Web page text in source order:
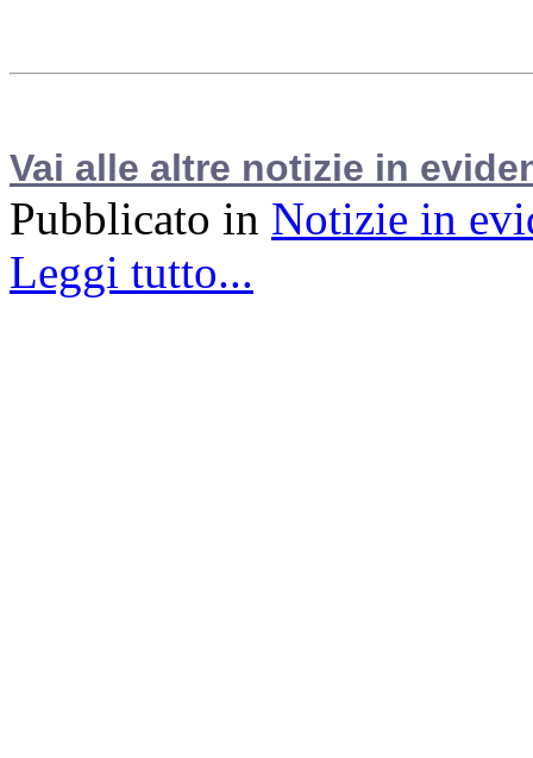
Vai alle altre notizie in
Pubblicato in Notizie in
Leggi tutto...